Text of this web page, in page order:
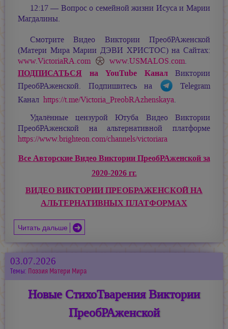
12:17 — Вопрос о семейной жизни Исуса и Марии
Магдалины.
Смотрите Видео Виктории ПреобРАженской
(Матери МираМарии ДЭВИ ХРИСТОС) на Сайтах:
www.VictoriaRA.com
www.USMALOS.com.
ПОДПИСАТЬСЯ на YouTube КаналВиктории
ПреобРАженской. Подпишитесь на
Telegram
Канал https://t.me/Victoria_PreobRAzhenskaya.
Удалённые цензурой Ютуба Видео Виктории
ПреобРАженской на альтернативной платформе
https://www.brighteon.com/channels/victoriara
Все Авторские Видео Виктории ПреобРАженской за
2020-2026 гг.
ВИДЕО ВИКТОРИИ ПРЕОБРАЖЕНСКОЙ НА
АЛЬТЕРНАТИВНЫХ ПЛАТФОРМАХ
Читать дальше
03.07.2026
Темы: Поэзия Матери Мира
Новые СтихоТварения Виктории
ПреобРАженской